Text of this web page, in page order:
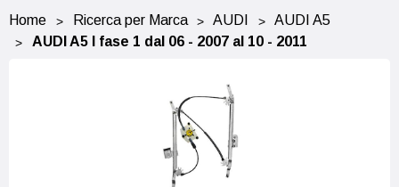
Home Ricerca per Marca AUDI
AUDI A5
AUDI A5 I fase 1 dal 06 - 2007 al 10 - 2011